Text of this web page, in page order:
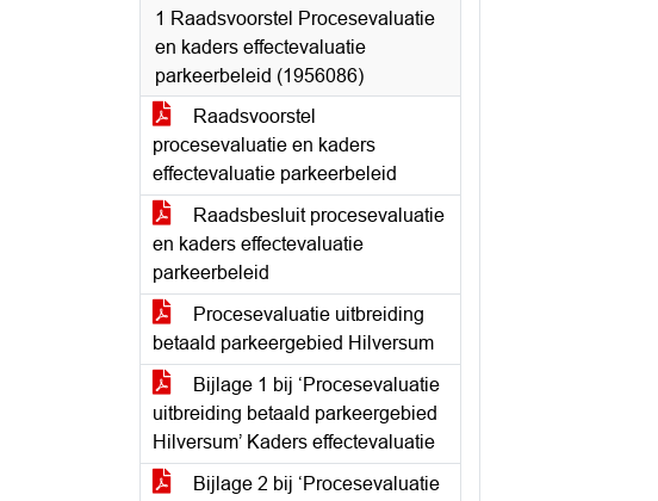
1 Raadsvoorstel Procesevaluatie
en kaders effectevaluatie
parkeerbeleid (1956086)
Raadsvoorstel
procesevaluatie en kaders
effectevaluatie parkeerbeleid
Raadsbesluit procesevaluatie
en kaders effectevaluatie
parkeerbeleid
Procesevaluatie uitbreiding
betaald parkeergebied Hilversum
Bijlage 1 bij ‘Procesevaluatie
uitbreiding betaald parkeergebied
Hilversum’ Kaders effectevaluatie
Bijlage 2 bij ‘Procesevaluatie